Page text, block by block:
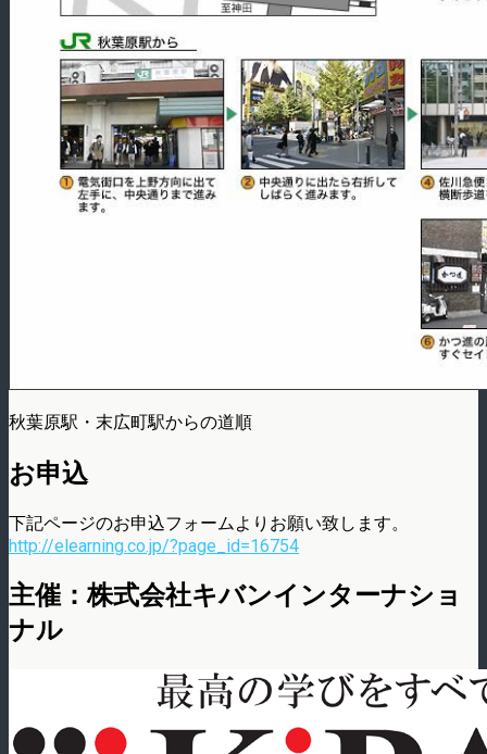
秋葉原駅・末広町駅からの道順
お申込
下記ページのお申込フォームよりお願い致します。
http://elearning.co.jp/?page_id=16754
主催：株式会社キバンインターナショ
ナル